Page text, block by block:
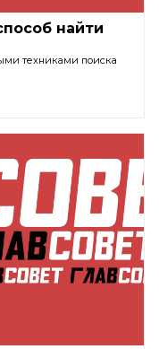
найти
техниками поиска